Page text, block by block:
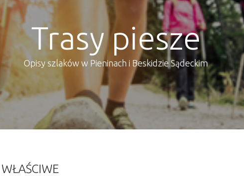
Trasy piesze
Opisy szlaków w Pieninach i Beskidzie Sądeckim